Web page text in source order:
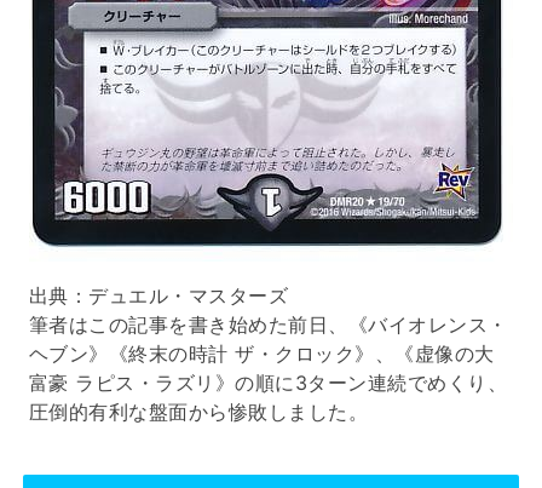
出典： デュエル・マスターズ
筆者はこの記事を書き始めた前日、《バイオレンス・
ヘブン》《終末の時計 ザ・クロック》、《虚像の大
富豪 ラピス・ラズリ》の順に3ターン連続でめくり、
圧倒的有利な盤面から惨敗しました。